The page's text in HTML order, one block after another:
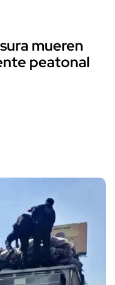
mueren
peatonal